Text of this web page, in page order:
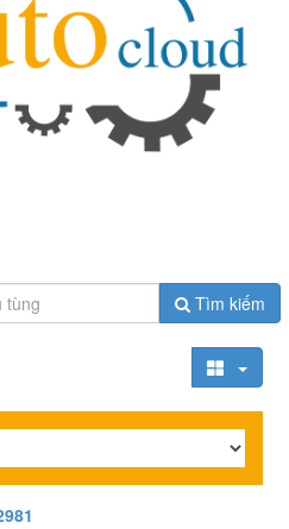
Tìm kiếm